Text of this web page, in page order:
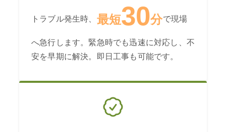
トラブル発生時、 最短30分で現場
へ急行します。緊急時でも迅速に対応し、不
安を早期に解決。即日工事も可能です。